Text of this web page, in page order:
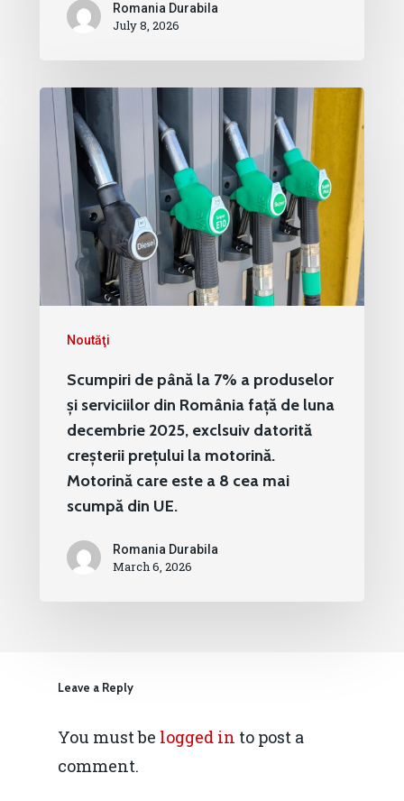
Romania Durabila
July 8, 2026
Noutăţi
Scumpiri de până la 7% a produselor
și serviciilor din România față de luna
decembrie 2025, exclsuiv datorită
creșterii prețului la motorină.
Motorină care este a 8 cea mai
scumpă din UE.
Romania Durabila
March 6, 2026
Leave a Reply
You must be logged in to post a
comment.